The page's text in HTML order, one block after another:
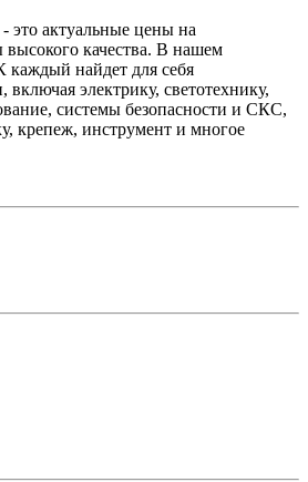
это актуальные цены на
высокого качества. В нашем
каждый найдет для себя
электрику, светотехнику,
системы безопасности и СКС,
крепеж, инструмент и многое